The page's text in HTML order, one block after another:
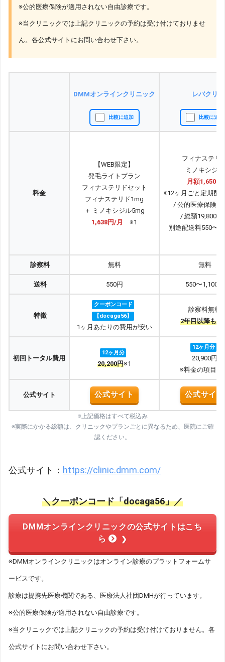
※公的医療保険が適用されない自由診療です。
※当クリニックでは上記クリニックの予約は受け付けておりませ
ん。各公式サイトにお問い合わせ下さい。
DMMオンラインクリニック
比較に追加
レバクリ
比較に追加
料金
【WEB限定】
発毛ライトプラン
フィナステリドセット
フィナステリド1mg
＋ ミノキシジル5mg
1,638円/月
※1
フィナステリ
ミノキシジル
月額1,650円
※12ヶ月ごと定期配
/ 公的医療保険適
/ 総額19,800円
別途配送料550〜
診察料 無料 無料
送料 550円 550〜1,100円
特徴
クーポンコード
【docaga56】
1ヶ月あたりの費用が安い
診察料無料
2年目以降も安
初回トータル費用
12ヶ月分
20,200円※1
12ヶ月分
20,900円
※料金の項目参
公式サイト 公式サイト 公式サイト
※上記価格はすべて税込み
※実際にかかる総額は、クリニックやプランごとに異なるため、医院にご確
認ください。
公式サイト： https://clinic.dmm.com/
＼クーポンコード「docaga56」／
DMMオンラインクリニックの公式サイトはこち
ら
※DMMオンラインクリニックはオンライン診療のプラットフォームサ
ービスです。
診療は提携先医療機関である、医療法人社団DMHが行っています。
※公的医療保険が適用されない自由診療です。
※当クリニックでは上記クリニックの予約は受け付けておりません。各
公式サイトにお問い合わせ下さい。